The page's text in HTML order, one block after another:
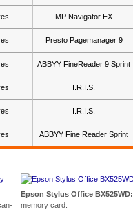
MP Navigator EX
Presto Pagemanager 9
ABBYY FineReader 9 Sprint
I.R.I.S.
I.R.I.S.
ABBYY Fine Reader Sprint
Epson Stylus Office BX525WD:
memory card.